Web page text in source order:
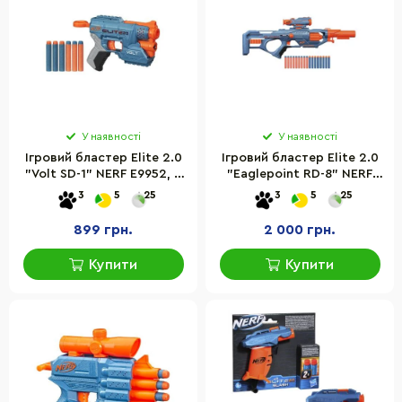
У наявності
Ігровий бластер Elite 2.0
"Volt SD-1" NERF E9952, 6
поролонових куль
3 5 25
899 грн.
Купити
У наявності
Ігровий бластер Elite 2.0
"Eaglepoint RD-8" NERF
F0423 з оптичним
прицілом
3 5 25
2 000 грн.
Купити